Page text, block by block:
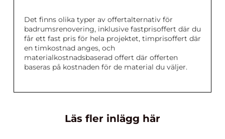
Det finns olika typer av offertalternativ för
badrumsrenovering, inklusive fastprisoffert där du
får ett fast pris för hela projektet, timprisoffert där
en timkostnad anges, och
materialkostnadsbaserad offert där offerten
baseras på kostnaden för de material du väljer.
Läs fler inlägg här